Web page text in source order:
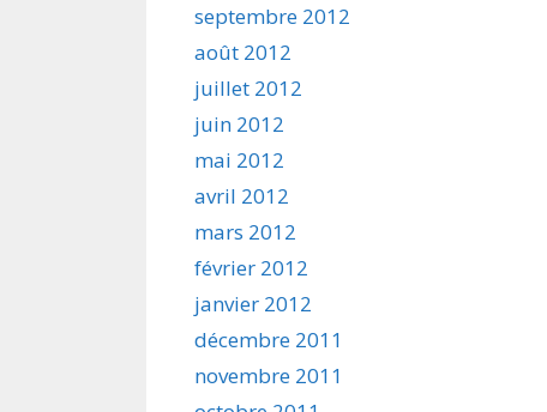
septembre 2012
août 2012
juillet 2012
juin 2012
mai 2012
avril 2012
mars 2012
février 2012
janvier 2012
décembre 2011
novembre 2011